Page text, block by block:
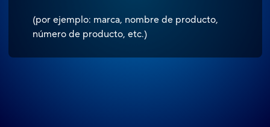
(por ejemplo: marca, nombre de producto,
número de producto, etc.)